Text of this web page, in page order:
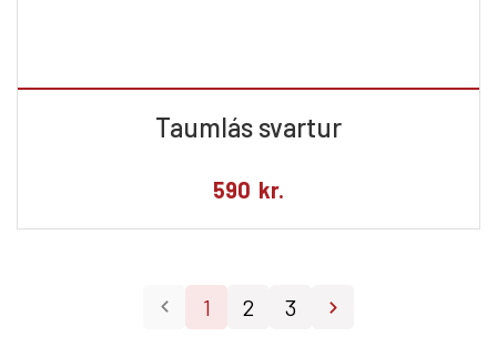
Taumlás svartur
590 kr.
1 2 3